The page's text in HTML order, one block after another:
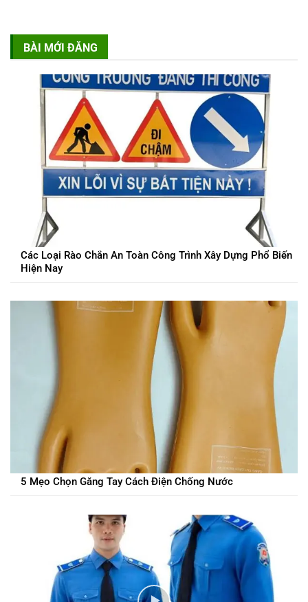
BÀI MỚI ĐĂNG
Các Loại Rào Chắn An Toàn Công Trình Xây Dựng Phổ Biến
Hiện Nay
5 Mẹo Chọn Găng Tay Cách Điện Chống Nước